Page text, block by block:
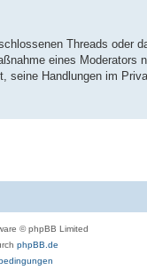
Threads oder
eines Moderators
seine Handlungen im
© phpBB Limited
phpBB.de